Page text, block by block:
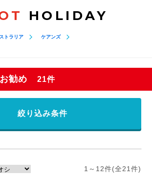
HOLIDAY
トラリア
ケアンズ
勧め 21件
絞り込み条件
1～12件(全21件)